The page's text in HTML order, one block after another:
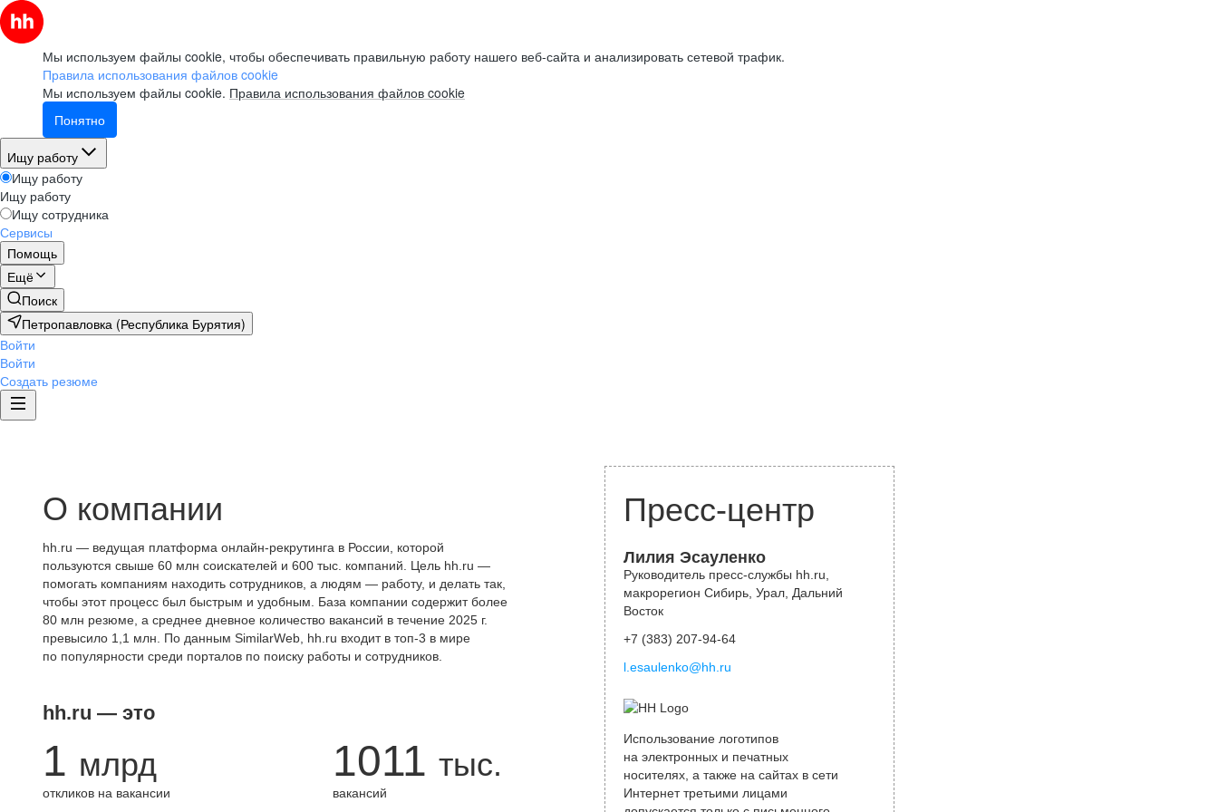
Мы используем файлы cookie, чтобы обеспечивать правильную работу нашего веб-сайта и анализировать сетевой трафик.
Правила использования файлов cookie
Мы используем файлы cookie. Правила использования файлов cookie
Понятно
Ищу работу
Ищу работу
Ищу работу
Ищу сотрудника
Сервисы
Помощь
Ещё
Поиск
Петропавловка (Республика Бурятия)
Войти
Войти
Создать резюме
О компании
hh.ru — ведущая платформа онлайн-рекрутинга в России, которой
пользуются свыше 60 млн соискателей и 600 тыс. компаний. Цель hh.ru —
помогать компаниям находить сотрудников, а людям — работу, и делать так,
чтобы этот процесс был быстрым и удобным. База компании содержит более
80 млн резюме, а среднее дневное количество вакансий в течение 2025 г.
превысило 1,1 млн. По данным SimilarWeb, hh.ru входит в топ-3 в мире
по популярности среди порталов по поиску работы и сотрудников.
hh.ru — это
1 млрд
откликов на вакансии
1011 тыс.
вакансий
Пресс-центр
Лилия Эсауленко
Руководитель пресс-службы hh.ru,
макрорегион Сибирь, Урал, Дальний
Восток
+7 (383) 207-94-64
l.esaulenko@hh.ru
Использование логотипов
на электронных и печатных
носителях, а также на сайтах в сети
Интернет третьими лицами